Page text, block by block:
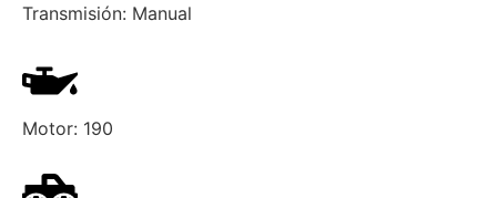
Transmisión: Manual
Motor: 190